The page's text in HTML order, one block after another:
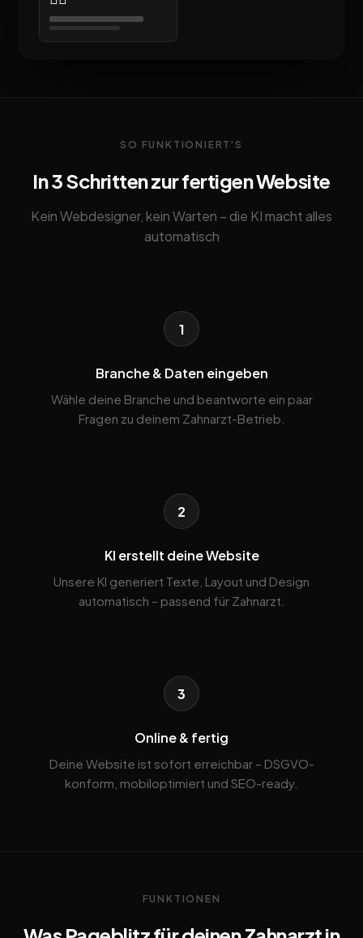
SO FUNKTIONIERT'S
In 3 Schritten zur fertigen Website
Kein Webdesigner, kein Warten – die KI macht alles
automatisch
1
Branche & Daten eingeben
Wähle deine Branche und beantworte ein paar
Fragen zu deinem Zahnarzt-Betrieb.
2
KI erstellt deine Website
Unsere KI generiert Texte, Layout und Design
automatisch – passend für Zahnarzt.
3
Online & fertig
Deine Website ist sofort erreichbar – DSGVO-
konform, mobiloptimiert und SEO-ready.
FUNKTIONEN